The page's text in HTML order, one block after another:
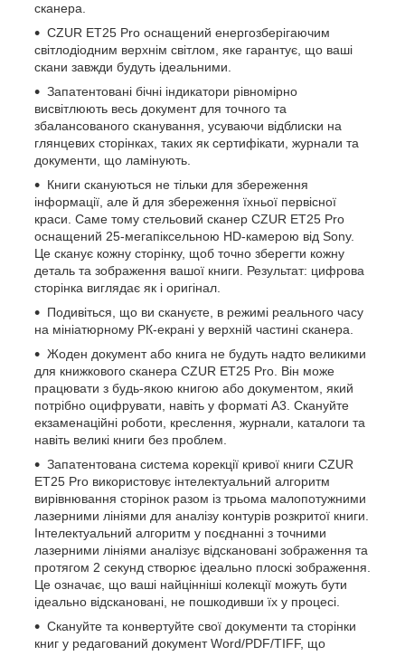
сканера.
CZUR ET25 Pro оснащений енергозберігаючим
світлодіодним верхнім світлом, яке гарантує, що ваші
скани завжди будуть ідеальними.
Запатентовані бічні індикатори рівномірно
висвітлюють весь документ для точного та
збалансованого сканування, усуваючи відблиски на
глянцевих сторінках, таких як сертифікати, журнали та
документи, що ламінують.
Книги скануються не тільки для збереження
інформації, але й для збереження їхньої первісної
краси. Саме тому стельовий сканер CZUR ET25 Pro
оснащений 25-мегапіксельною HD-камерою від Sony.
Це сканує кожну сторінку, щоб точно зберегти кожну
деталь та зображення вашої книги. Результат: цифрова
сторінка виглядає як і оригінал.
Подивіться, що ви скануєте, в режимі реального часу
на мініатюрному РК-екрані у верхній частині сканера.
Жоден документ або книга не будуть надто великими
для книжкового сканера CZUR ET25 Pro. Він може
працювати з будь-якою книгою або документом, який
потрібно оцифрувати, навіть у форматі A3. Скануйте
екзаменаційні роботи, креслення, журнали, каталоги та
навіть великі книги без проблем.
Запатентована система корекції кривої книги CZUR
ET25 Pro використовує інтелектуальний алгоритм
вирівнювання сторінок разом із трьома малопотужними
лазерними лініями для аналізу контурів розкритої книги.
Інтелектуальний алгоритм у поєднанні з точними
лазерними лініями аналізує відскановані зображення та
протягом 2 секунд створює ідеально плоскі зображення.
Це означає, що ваші найцінніші колекції можуть бути
ідеально відскановані, не пошкодивши їх у процесі.
Скануйте та конвертуйте свої документи та сторінки
книг у редагований документ Word/PDF/TIFF, що